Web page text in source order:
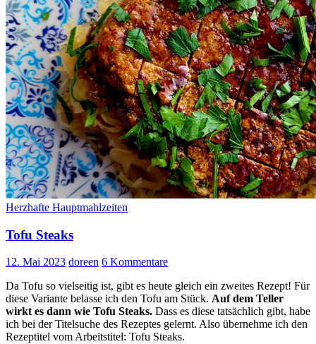
Herzhafte Hauptmahlzeiten
Tofu Steaks
12. Mai 2023 doreen 6 Kommentare
Da Tofu so vielseitig ist, gibt es heute gleich ein zweites Rezept! Für
diese Variante belasse ich den Tofu am Stück. Auf dem Teller
wirkt es dann wie Tofu Steaks. Dass es diese tatsächlich gibt, habe
ich bei der Titelsuche des Rezeptes gelernt. Also übernehme ich den
Rezeptitel vom Arbeitstitel: Tofu Steaks.